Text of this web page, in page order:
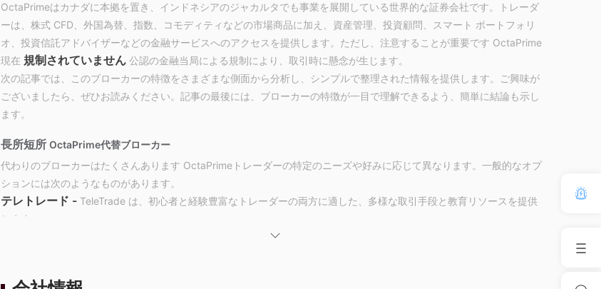
OctaPrimeはカナダに本拠を置き、インドネシアのジャカルタでも事業を展開している世界的な証券会社です。トレーダ
ーは、株式 CFD、外国為替、指数、コモディティなどの市場商品に加え、資産管理、投資顧問、スマート ポートフォリ
オ、投資信託アドバイザーなどの金融サービスへのアクセスを提供します。ただし、注意することが重要です OctaPrime
現在 規制されていません 公認の金融当局による規制により、取引時に懸念が生じます。
次の記事では、このブローカーの特徴をさまざまな側面から分析し、シンプルで整理された情報を提供します。ご興味が
ございましたら、ぜひお読みください。記事の最後には、ブローカーの特徴が一目で理解できるよう、簡単に結論も示し
ます。
長所短所 OctaPrime代替ブローカー
代わりのブローカーはたくさんあります OctaPrimeトレーダーの特定のニーズや好みに応じて異なります。一般的なオプ
ションには次のようなものがあります。
テレトレード - TeleTrade は、初心者と経験豊富なトレーダーの両方に適した、多様な取引手段と教育リソースを提供
します。
- UFX は顧客サポートに重点を置いたユーザーフレンドリーな取引プラットフォームを提供しており、サポート的な